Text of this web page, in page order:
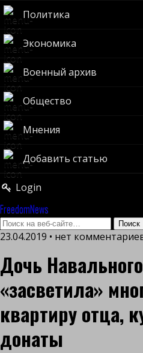
Политика
Экономика
Военный архив
Общество
Мнения
Добавить статью
Login
FreedomNews
23.04.2019 • нет
Дочь
«засветила»
квартиру отца,
донаты